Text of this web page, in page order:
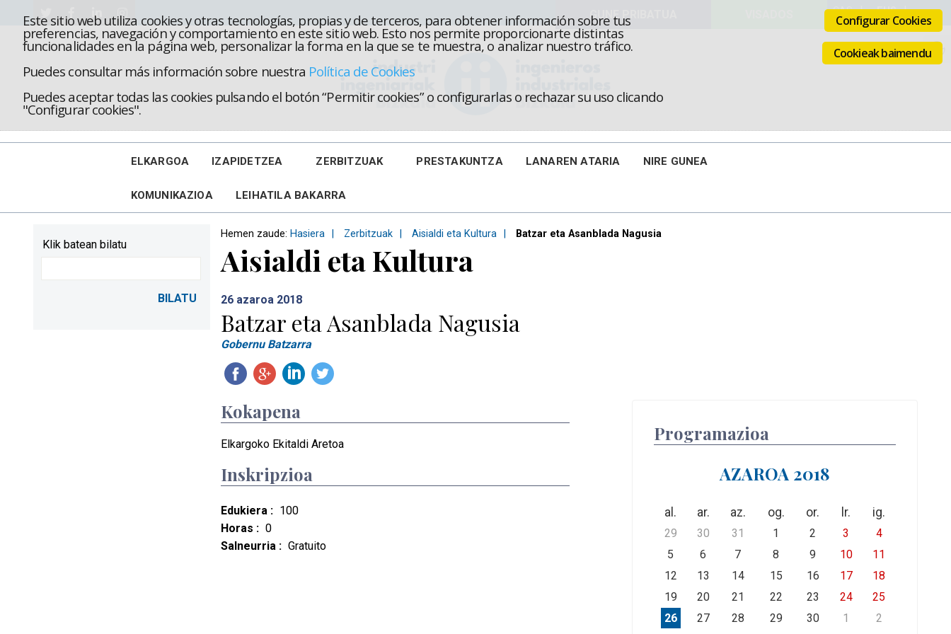
Este sitio web utiliza cookies y otras tecnologías, propias y de terceros, para obtener información sobre tus
preferencias, navegación y comportamiento en este sitio web. Esto nos permite proporcionarte distintas
funcionalidades en la página web, personalizar la forma en la que se te muestra, o analizar nuestro tráfico.
Puedes consultar más información sobre nuestra Política de Cookies
Puedes aceptar todas las cookies pulsando el botón “Permitir cookies” o configurarlas o rechazar su uso clicando
"Configurar cookies".
Configurar Cookies
Cookieak baimendu
ELKARGOA IZAPIDETZEA ZERBITZUAK PRESTAKUNTZA LANAREN ATARIA NIRE GUNEA
KOMUNIKAZIOA LEIHATILA BAKARRA
Hemen zaude: Hasiera Zerbitzuak Aisialdi eta Kultura Batzar eta Asanblada Nagusia
Aisialdi eta Kultura
26 azaroa 2018
Batzar eta Asanblada Nagusia
Gobernu Batzarra
Kokapena
Elkargoko Ekitaldi Aretoa
Programazioa
AZAROA 2018
al. ar. az. og. or. lr. ig.
29 30 31 1 2 3
4
5
6 7 8 9 10
11
12
13 14 15 16 17
18
19
20 21 22 23 24
25
26
27 28 29 30 1
2
Inskripzioa
Edukiera : 100
Horas : 0
Salneurria : Gratuito
Klik batean bilatu